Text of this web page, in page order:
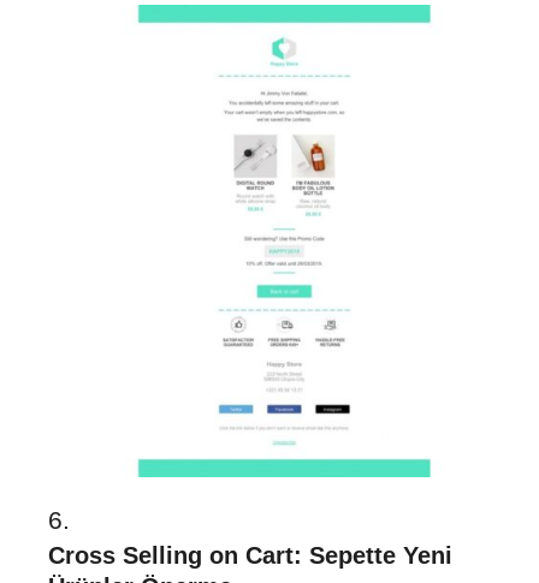
Cross Selling on Cart: Sepette Yeni